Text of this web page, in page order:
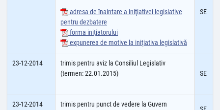
adresa de înaintare a iniţiativei legislative
pentru dezbatere
forma iniţiatorului
expunerea de motive la iniţiativa legislativă
SE
23-12-2014
trimis pentru aviz la Consiliul Legislativ
(termen: 22.01.2015)
SE
23-12-2014 trimis pentru punct de vedere la Guvern